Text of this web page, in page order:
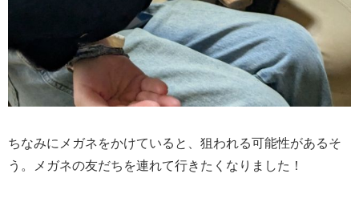
ちなみにメガネをかけていると、狙われる可能性があるそ
う。メガネの友だちを連れて行きたくなりました！